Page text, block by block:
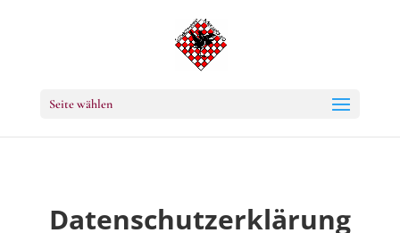
Seite wählen
Datenschutzerklärung